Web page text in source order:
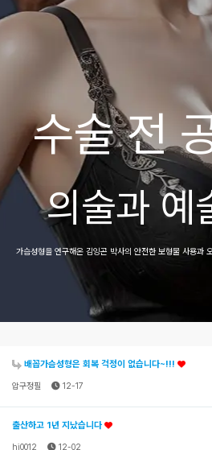
수술 전
의술과 예
가슴성형을 연구해온 김잉곤 박사의 안전한 보형물 사용과
배꼽가슴성형은 회복 걱정이 없습니다~!!!
압구정필 12-17
출산하고 1년 지났습니다
hi0012 12-02